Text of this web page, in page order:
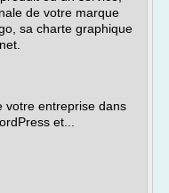
de votre marque
sa charte graphique
votre entreprise dans
et...